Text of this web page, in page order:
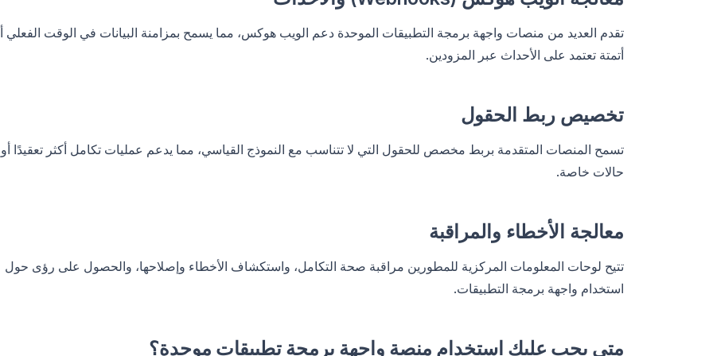
تقدم العديد من منصات واجهة برمجة التطبيقات الموحدة دعم الويب هوكس، مما يسمح بمزامنة البيانات في الوقت الفعلي
أتمتة تعتمد على الأحداث عبر المزودين.
تخصيص ربط الحقول
تسمح المنصات المتقدمة بربط مخصص للحقول التي لا تتناسب مع النموذج القياسي، مما يدعم عمليات تكامل أكثر تعقيدًا أو
حالات خاصة.
معالجة الأخطاء والمراقبة
تتيح لوحات المعلومات المركزية للمطورين مراقبة صحة التكامل، واستكشاف الأخطاء وإصلاحها، والحصول على رؤى حول
استخدام واجهة برمجة التطبيقات.
متى يجب عليك استخدام منصة واجهة برمجة تطبيقات موحدة؟